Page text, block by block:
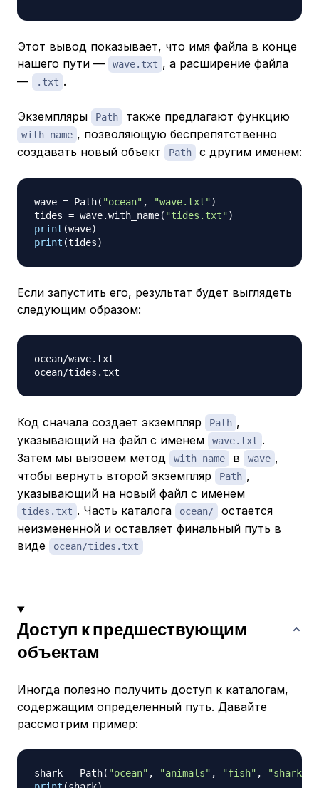
Этот вывод показывает, что имя файла в конце
нашего пути —
wave.txt , а расширение файла
—
.txt .
Экземпляры Path также предлагают функцию
with_name , позволяющую беспрепятственно
создавать новый объект
Path с другим именем:
wave = Path( "ocean" , "wave.txt")
tides = wave.with_name( "tides.txt")
print (wave)
print (tides)
Если запустить его, результат будет выглядеть
следующим образом:
ocean/wave.txt
ocean/tides .
Код сначала создает экземпляр Path ,
указывающий на файл с именем
wave.txt .
Затем мы вызовем метод
with_name в wave ,
чтобы вернуть второй экземпляр
Path ,
указывающий на новый файл с именем
tides.txt . Часть каталога ocean/
остается
неизмененной и оставляет финальный путь в
виде
ocean/tides.txt
Доступ к предшествующим
объектам
Иногда полезно получить доступ к каталогам,
содержащим определенный путь. Давайте
рассмотрим пример:
shark = Path( "ocean" , "animals" , "fish" ,